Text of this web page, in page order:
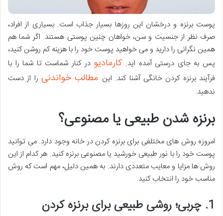
پوست برنزه و درخشان این روزها بسیار جذاب است. بسیاری از افراد،
صرف نظر از جنسیت و سن، خواهان چنین پوستی هستند. اگر شما هم
همین نگرانی را دارید و می خواهید پوست خود را با هزینه کم روشن کنید،
پس به جای درستی آمده اید. کارمادیو در کنار شماست تا شما را با
فرآیند برنزه کردن خانگی آشنا کند. این مطالب خواندنیرا از دست
ندهید.
برنزه شدن طبیعی یا مصنوعی؟
امروزه روش های مختلفی برای برنزه کردن در خانه وجود دارد. می توانید
پوست خود را با نور طبیعی خورشید یا مصنوعی برنزه کنید. هر کدام از این
روش ها مزایا و معایب متعددی دارند. به همین دلیل، مهم است که روش
مناسب خود را انتخاب کنید.
1. چربی؛ روشی طبیعی برای برنزه کردن